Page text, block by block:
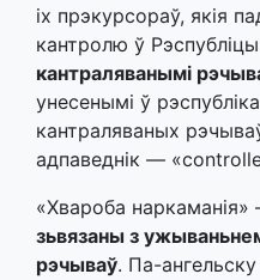
іх прэкурсораў, якія
кантролю ў
кантраляванымі
унесенымі ў
кантраляваных
адпаведнік —
«Хвароба наркаманія»
зьвязаны з
рэчываў. Па-